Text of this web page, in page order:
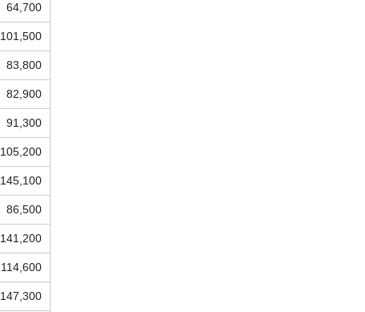
64,700
101,500
83,800
82,900
91,300
105,200
145,100
86,500
141,200
114,600
147,300